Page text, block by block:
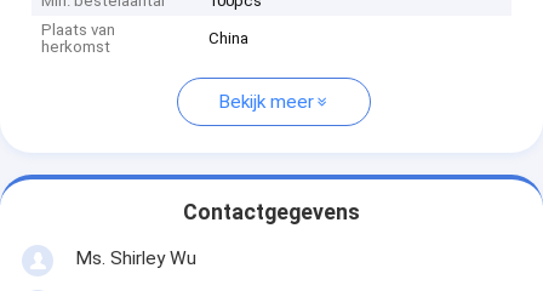
Plaats van
herkomst
China
Bekijk meer
Contactgegevens
Ms. Shirley Wu